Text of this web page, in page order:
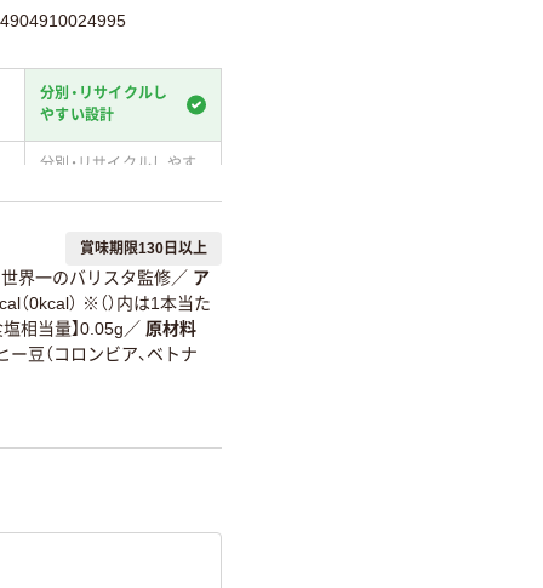
分別・リサイクルし
やすい設計
分別・リサイクルしやす
細「 アスクル商品環境スコ
賞味期限130日以上
世界一のバリスタ監修／ ア
（0kcal） ※（）内は1本当た
塩相当量】0.05g ／ 原材料
ー豆（コロンビア、ベトナ